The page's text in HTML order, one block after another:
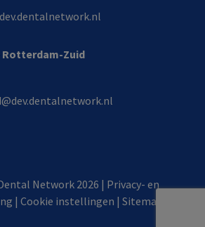
Zuid
Network 2026 | Privacy- en
|Cookie instellingen |Sitemap